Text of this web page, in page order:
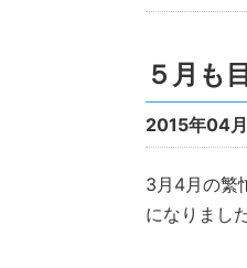
５月も
2015年04
3月4月の繁
になりまし